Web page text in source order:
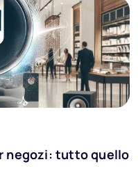
negozi: tutto quello